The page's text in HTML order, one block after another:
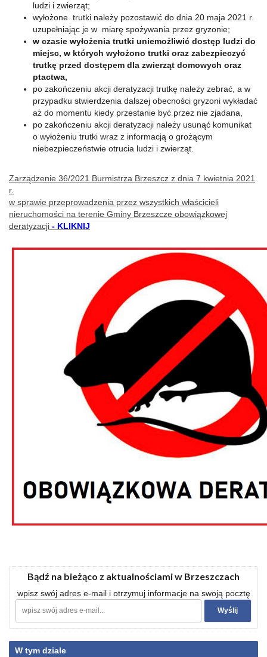
ludzi i zwierząt;
wyłożone trutki należy pozostawić do dnia 20 maja 2021 r.
uzupełniając je w miarę spożywania przez gryzonie;
w czasie wyłożenia trutki uniemożliwić dostęp ludzi do
miejsc, w których wyłożono trutki oraz zabezpieczyć
trutkę przed dostępem dla zwierząt domowych oraz
ptactwa,
po zakończeniu akcji deratyzacji trutkę należy zebrać, a w
przypadku stwierdzenia dalszej obecności gryzoni wykładać
aż do momentu kiedy przestanie być przez nie zjadana,
po zakończeniu akcji deratyzacji należy usunąć komunikat
o wyłożeniu trutki wraz z informacją o grożącym
niebezpieczeństwie otrucia ludzi i zwierząt.
Zarządzenie 36/2021 Burmistrza Brzeszcz z dnia 7 kwietnia 2021
r.
w sprawie przeprowadzenia przez wszystkich właścicieli
nieruchomości na terenie Gminy Brzeszcze obowiązkowej
deratyzacji - KLIKNIJ
Bądź na bieżąco z aktualnościami w Brzeszczach
wpisz swój adres e-mail i otrzymuj informacje na swoją pocztę
W tym dziale